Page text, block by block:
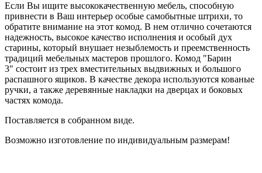
Если Вы ищите высококачественную мебель, способную
привнести в Ваш интерьер особые самобытные штрихи, то
обратите внимание на этот комод. В нем отлично сочетаются
надежность, высокое качество исполнения и особый дух
старины, который внушает незыблемость и преемственность
традиций мебельных мастеров прошлого. Комод "Барин
3" состоит из трех вместительных выдвижных и большого
распашного ящиков. В качестве декора используются кованые
ручки, а также деревянные накладки на дверцах и боковых
частях комода.
Поставляется в собранном виде.
Возможно изготовление по индивидуальным размерам!